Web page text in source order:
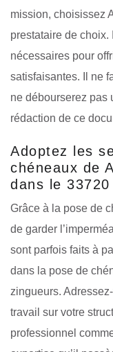
mission, choisissez
prestataire de
nécessaires pour
satisfaisantes. Il ne
ne débourserez pas
rédaction de ce
Adoptez les
chéneaux de
dans le 33720
Grâce à la pose de
de garder
sont parfois faits à
dans la pose de
zingueurs.
travail sur votre
professionnel